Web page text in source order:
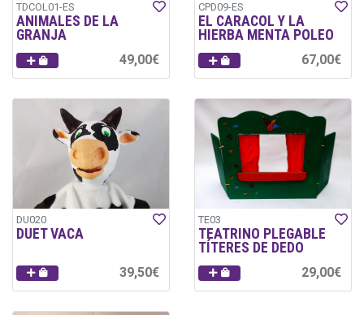
TDCOL01-ES
ANIMALES DE LA
GRANJA
49,00€
CPD09-ES
EL CARACOL Y LA
HIERBA MENTA POLEO
67,00€
DU020
DUET VACA
39,50€
TE03
TEATRINO PLEGABLE
TÍTERES DE DEDO
29,00€